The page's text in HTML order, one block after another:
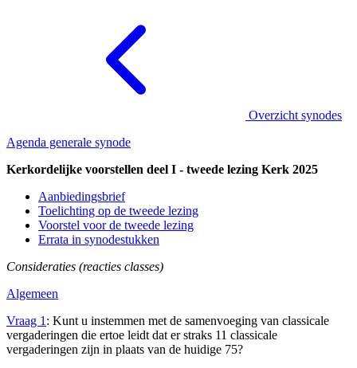
Overzicht synodes
Agenda generale synode
Kerkordelijke voorstellen deel I - tweede lezing Kerk 2025
Aanbiedingsbrief
Toelichting op de tweede lezing
Voorstel voor de tweede lezing
Errata in synodestukken
Consideraties (reacties classes)
Algemeen
Vraag 1 : Kunt u instemmen met de samenvoeging van classicale
vergaderingen die ertoe leidt dat er straks 11 classicale
vergaderingen zijn in plaats van de huidige 75?